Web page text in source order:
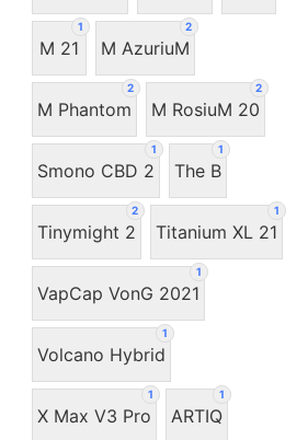
1
M 21
2
M AzuriuM
2
M Phantom
2
M RosiuM 20
1
Smono CBD 2
1
The B
2
Tinymight 2
1
Titanium XL 21
1
VapCap VonG 2021
1
Volcano Hybrid
1
X Max V3 Pro
1
ARTIQ